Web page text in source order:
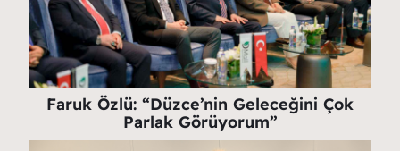
Faruk Özlü: “Düzce’nin Geleceğini Çok
Parlak Görüyorum”